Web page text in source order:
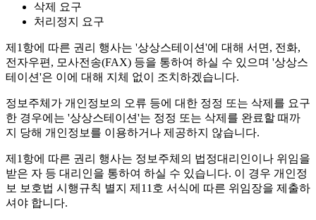
삭제 요구
처리정지 요구
제1항에 따른 권리 행사는 '상상스테이션'에 대해 서면, 전화,
전자우편, 모사전송(FAX) 등을 통하여 하실 수 있으며 '상상스
테이션'은 이에 대해 지체 없이 조치하겠습니다.
정보주체가 개인정보의 오류 등에 대한 정정 또는 삭제를 요구
한 경우에는 '상상스테이션'는 정정 또는 삭제를 완료할 때까
지 당해 개인정보를 이용하거나 제공하지 않습니다.
제1항에 따른 권리 행사는 정보주체의 법정대리인이나 위임을
받은 자 등 대리인을 통하여 하실 수 있습니다. 이 경우 개인정
보 보호법 시행규칙 별지 제11호 서식에 따른 위임장을 제출하
셔야 합니다.